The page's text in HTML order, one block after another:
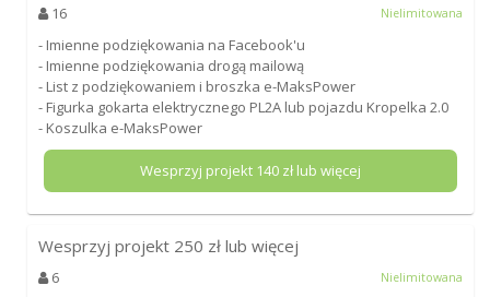
16 Nielimitowana
- Imienne podziękowania na Facebook'u
- Imienne podziękowania drogą mailową
- List z podziękowaniem i broszka e-MaksPower
- Figurka gokarta elektrycznego PL2A lub pojazdu Kropelka 2.0
- Koszulka e-MaksPower
Wesprzyj projekt 140zł lub więcej
Wesprzyj projekt 250 zł lub więcej
6 Nielimitowana